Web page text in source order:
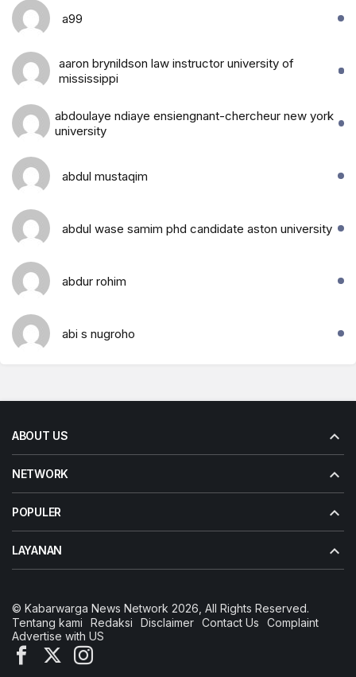
a99
aaron brynildson law instructor university of
mississippi
abdoulaye ndiaye ensiengnant-chercheur new york
university
abdul mustaqim
abdul wase samim phd candidate aston university
abdur rohim
abi s nugroho
ABOUT US
NETWORK
POPULER
LAYANAN
© Kabarwarga News Network 2026, All Rights Reserved.
Tentang kami
Redaksi Disclaimer Contact Us
Complaint
Advertise with US